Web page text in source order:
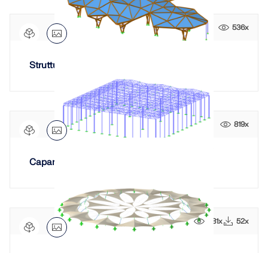
API Documentation
Indice
Oggetti del modello
Abbonamenti e prezzi
Esempi
FEM per collegamenti in acciaio
Progetta e analizza giunti in acciaio utilizzando
CBFEM, conforme a EN 1993‑1‑8 e AISC 360,
completamente integrato in RFEM 6 per flussi di
536x
Struttura della copertura in legno lamellare
819x
Capannone in acciaio con travi reticolari
281x 52x